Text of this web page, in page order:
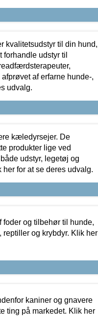
kvalitetsudstyr til din hund,
udstyr til
af erfarne hunde-,
udvalg.
kæledyrsejer. De
produkter lige ved
udstyr, legetøj og
for at se deres udvalg.
og tilbehør til hunde,
reptiller og krybdyr. Klik her
kaniner og gnavere
ting på markedet. Klik her